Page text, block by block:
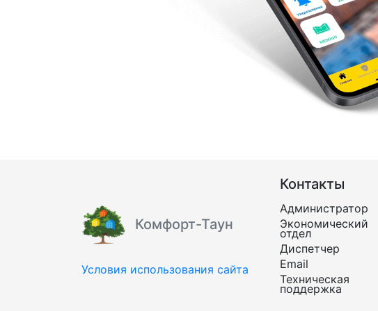
Комфорт-Таун
Условия использования сайта
Контакты
Администратор
Экономический
отдел
Диспетчер
Email
Техническая
поддержка